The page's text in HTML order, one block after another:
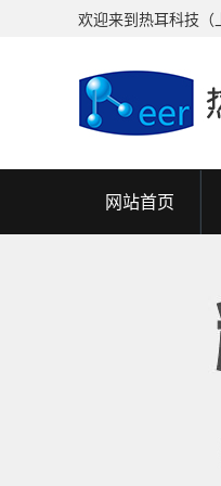
欢迎来到热耳科技（
网站首页